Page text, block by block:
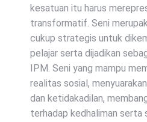
kesatuan itu harus
transformatif. Seni
cukup strategis untuk
pelajar serta dijadikan
IPM. Seni yang mampu
realitas sosial,
dan ketidakadilan,
terhadap kedhaliman serta